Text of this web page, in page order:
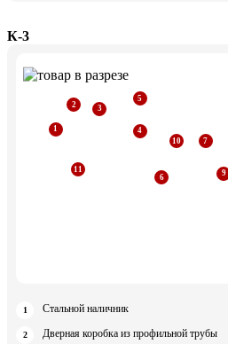
К-3
Стальной наличник
Дверная коробка из профильной трубы